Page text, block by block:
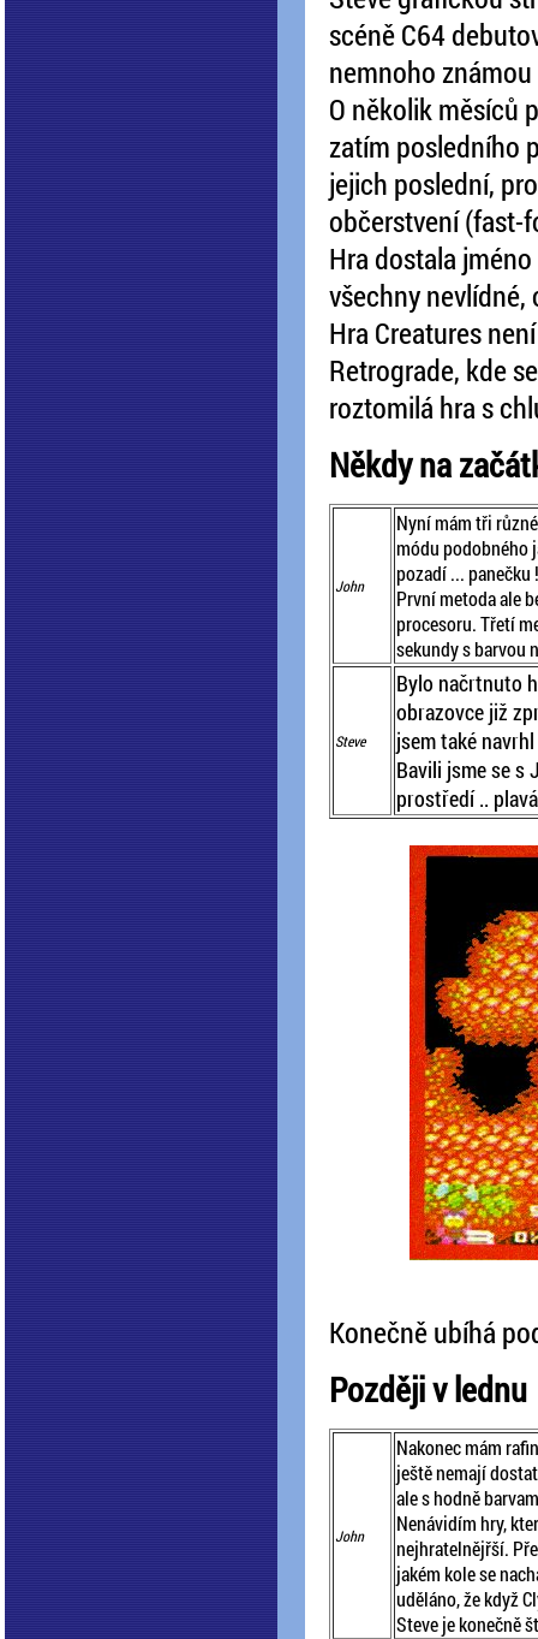
scéně C64
nemnoho
O několik měsíců
zatím posledního
jejich poslední,
občerstvení (fast-
Hra dostala
všechny nevlídné,
Hra Creatures
Retrograde, kde
roztomilá hra s
Někdy na
John
Nyní mám tři
módu podobného
pozadí ... panečku !
První metoda ale
procesoru. Třetí
sekundy s barvou
Steve
Bylo načrtnuto
obrazovce již
jsem také
Bavili jsme se s
prostředí ..
Konečně ubíhá
Později v lednu
John
Nakonec mám
ještě nemají
ale s hodně
Nenávidím hry,
nejhratelnějřší.
jakém kole se
uděláno, že když
Steve je konečně